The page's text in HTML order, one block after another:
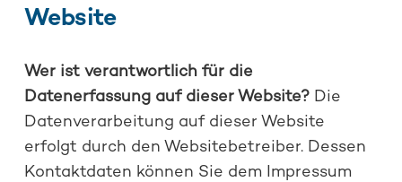
Website
Wer ist verantwortlich für die
Datenerfassung auf dieser Website? Die
Datenverarbeitung auf dieser Website
erfolgt durch den Websitebetreiber. Dessen
Kontaktdaten können Sie dem Impressum